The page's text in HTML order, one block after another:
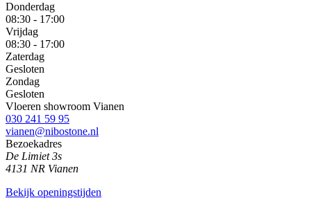
Donderdag
08:30 - 17:00
Vrijdag
08:30 - 17:00
Zaterdag
Gesloten
Zondag
Gesloten
Vloeren showroom Vianen
030 241 59 95
vianen@nibostone.nl
Bezoekadres
De Limiet 3s
4131 NR Vianen
Bekijk openingstijden